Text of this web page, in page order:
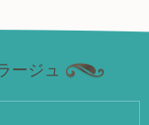
ージュ